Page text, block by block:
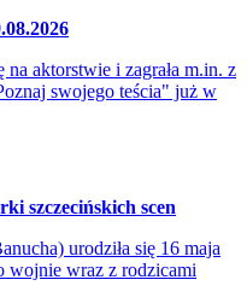
aktorstwie i zagrała m.in. z
swojego teścia" już w
szczecińskich scen
urodziła się 16 maja
wojnie wraz z rodzicami